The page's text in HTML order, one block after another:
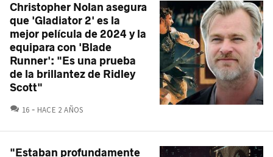
Christopher Nolan asegura
que 'Gladiator 2' es la
mejor película de 2024 y la
equipara con 'Blade
Runner': "Es una prueba
de la brillantez de Ridley
Scott"
16 COMENTARIOS
HACE 2 AÑOS
"Estaban profundamente